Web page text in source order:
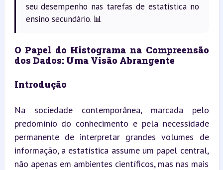
seu desempenho nas tarefas de estatística no
ensino secundário. 📊
O Papel do Histograma na Compreensão
dos Dados: Uma Visão Abrangente
Introdução
Na sociedade contemporânea, marcada pelo
predomínio do conhecimento e pela necessidade
permanente de interpretar grandes volumes de
informação, a estatística assume um papel central,
não apenas em ambientes científicos, mas nas mais